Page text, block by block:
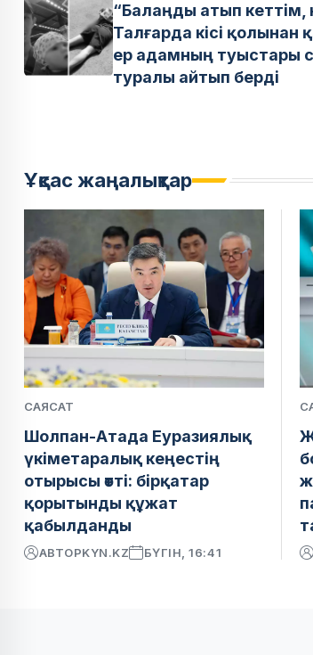
“Балаңды атып кеттім,
Талғарда кісі қолынан
ер адамның туыстары
туралы айтып берді
Ұқсас жаңалықтар
САЯСАТ
Шолпан-Атада Еуразиялық
үкіметаралық кеңестің
отырысы өтті: бірқатар
қорытынды құжат
қабылданды
АВТОРKYN.KZ БҮГІН, 16:41